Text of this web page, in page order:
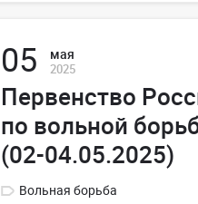
05 мая
2025
Первенство
по вольной
(02-04.05.2025)
Вольная борьба